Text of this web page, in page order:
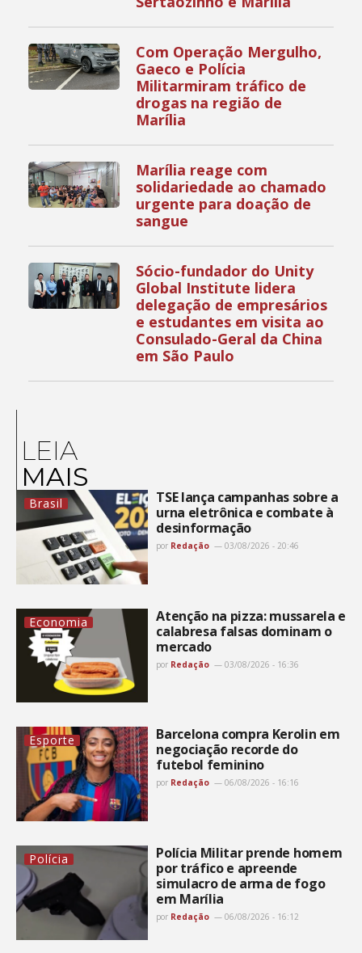
Com Operação Mergulho,
Gaeco e Polícia
Militarmiram tráfico de
drogas na região de
Marília
Marília reage com
solidariedade ao chamado
urgente para doação de
sangue
Sócio-fundador do Unity
Global Institute lidera
delegação de empresários
e estudantes em visita ao
Consulado-Geral da China
em São Paulo
LEIA
MAIS
Brasil
TSE lança campanhas sobre a
urna eletrônica e combate à
desinformação
por Redação 03/08/2026 - 20:46
Economia
Atenção na pizza: mussarela e
calabresa falsas dominam o
mercado
por Redação 03/08/2026 - 16:36
Esporte
Barcelona compra Kerolin em
negociação recorde do
futebol feminino
por Redação 06/08/2026 - 16:16
Polícia
Polícia Militar prende homem
por tráfico e apreende
simulacro de arma de fogo
em Marília
por Redação 06/08/2026 - 16:12